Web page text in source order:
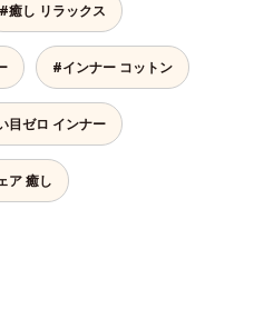
#癒し リラックス
#インナー コットン
目ゼロ インナー
ア 癒し